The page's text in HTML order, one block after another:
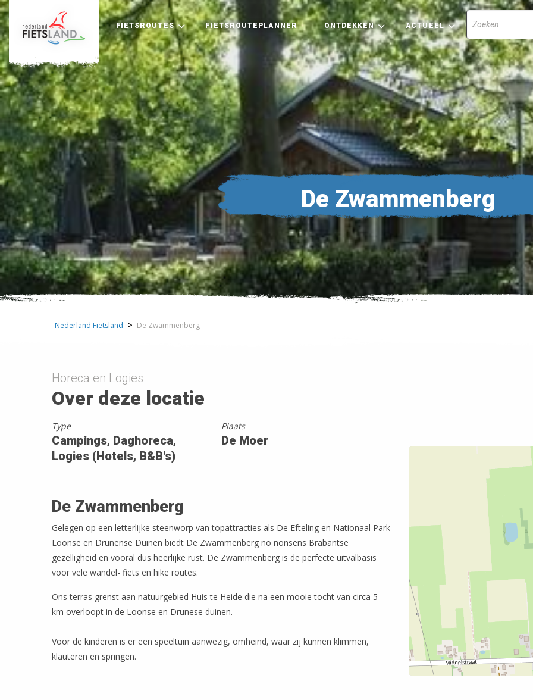
FIETSROUTES FIETSROUTEPLANNER ONTDEKKEN ACTUEEL
De Zwammenberg
Nederland Fietsland > De Zwammenberg
Horeca en Logies
Over deze locatie
Type
Campings, Daghoreca,
Logies (Hotels, B&B's)
Plaats
De Moer
De Zwammenberg
Gelegen op een letterlijke steenworp van topattracties als De Efteling en Nationaal Park
Loonse en Drunense Duinen biedt De Zwammenberg no nonsens Brabantse
gezelligheid en vooral dus heerlijke rust. De Zwammenberg is de perfecte uitvalbasis
voor vele wandel- fiets en hike routes.
Ons terras grenst aan natuurgebied Huis te Heide die na een mooie tocht van circa 5
km overloopt in de Loonse en Drunese duinen.
Voor de kinderen is er een speeltuin aanwezig, omheind, waar zij kunnen klimmen,
klauteren en springen.
+